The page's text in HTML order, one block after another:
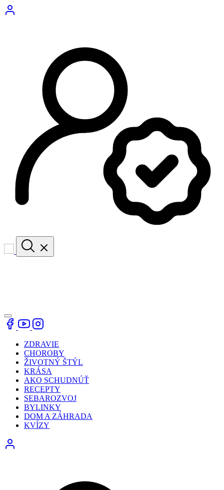
ZDRAVIE
CHOROBY
ŽIVOTNÝ ŠTÝL
KRÁSA
AKO SCHUDNÚŤ
RECEPTY
SEBAROZVOJ
BYLINKY
DOM A ZÁHRADA
KVÍZY